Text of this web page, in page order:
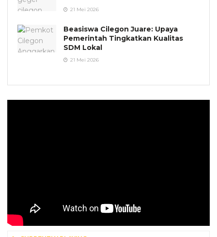
21 Mei 2026
Beasiswa Cilegon Juare: Upaya
Pemerintah Tingkatkan Kualitas
SDM Lokal
21 Mei 2026